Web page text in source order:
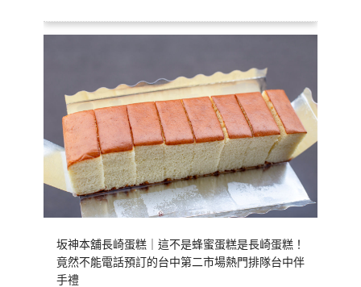
坂神本舖長崎蛋糕｜這不是蜂蜜蛋糕是長崎蛋糕！
竟然不能電話預訂的台中第二市場熱門排隊台中伴
手禮